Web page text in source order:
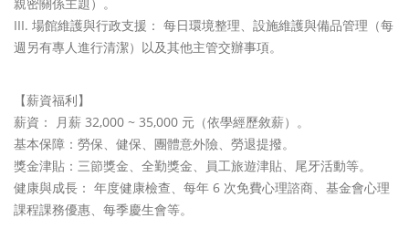
場館維護與行政支援： 每日環境整理、設施維護與備品管理（每
週另有專人進行清潔） 以及其他主管交辦事項。
【薪資福利】
薪資： 月薪 32,000 ~ 35,000 元（依學經歷敘薪）。
基本保障：勞保、健保、團體意外險、勞退提撥。
獎金津貼：三節獎金、全勤獎金、員工旅遊津貼、尾牙活動等。
健康與成長： 年度健康檢查、每年 6 次免費心理諮商、基金會心理
課程課務優惠、每季慶生會等。